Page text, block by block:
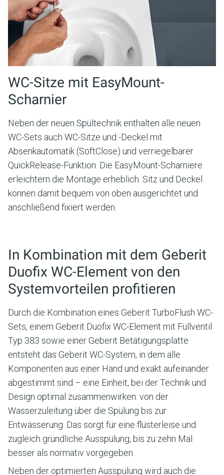
WC-Sitze mit EasyMount-
Scharnier
Neben der neuen Spültechnik enthalten alle neuen
WC-Sets auch WC-Sitze und -Deckel mit
Absenkautomatik (SoftClose) und verriegelbarer
QuickRelease-Funktion. Die EasyMount-Scharniere
erleichtern die Montage erheblich. Sitz und Deckel
können damit bequem von oben ausgerichtet und
anschließend fixiert werden.
In Kombination mit dem Geberit
Duofix WC-Element von den
Systemvorteilen profitieren
Durch die Kombination eines Geberit TurboFlush WC-
Sets, einem Geberit Duofix WC-Element mit Füllventil
Typ 383 sowie einer Geberit Betätigungsplatte
entsteht das Geberit WC-System, in dem alle
Komponenten aus einer Hand und exakt aufeinander
abgestimmt sind – eine Einheit, bei der Technik und
Design optimal zusammenwirken: von der
Wasserzuleitung über die Spülung bis zur
Entwässerung. Das sorgt für eine flüsterleise und
zugleich gründliche Ausspülung, bis zu zehn Mal
besser als normativ vorgegeben.
Neben der optimierten Ausspülung wird auch die